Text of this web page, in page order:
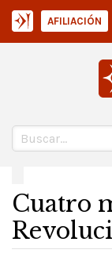
AFILIACIÓN
Cuatro